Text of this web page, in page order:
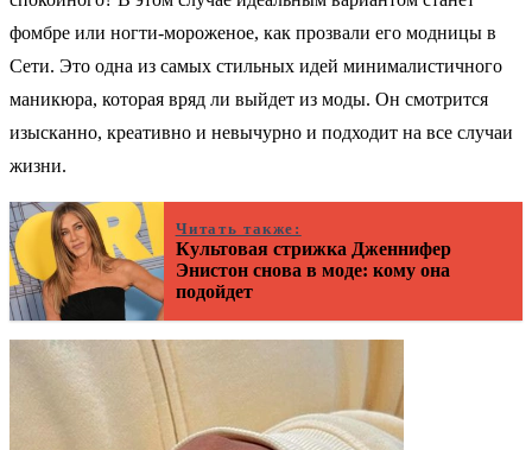
фомбре или ногти-мороженое, как прозвали его модницы в
Сети. Это одна из самых стильных идей минималистичного
маникюра, которая вряд ли выйдет из моды. Он смотрится
изысканно, креативно и невычурно и подходит на все случаи
жизни.
Читать также:
Культовая стрижка Дженнифер
Энистон снова в моде: кому она
подойдет